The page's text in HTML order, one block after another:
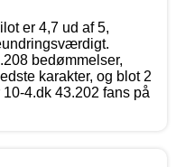
er 4,7 ud af 5,
bedømmelser,
karakter, og blot 2
4.dk 43.202 fans på